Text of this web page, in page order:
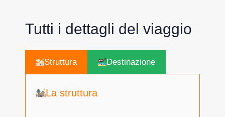
Tutti i dettagli del viaggio
Struttura Destinazione
La struttura